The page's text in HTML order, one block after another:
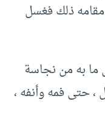
ذلك فغسل
ما به من نجاسة
حتى فمه وأنفه ،